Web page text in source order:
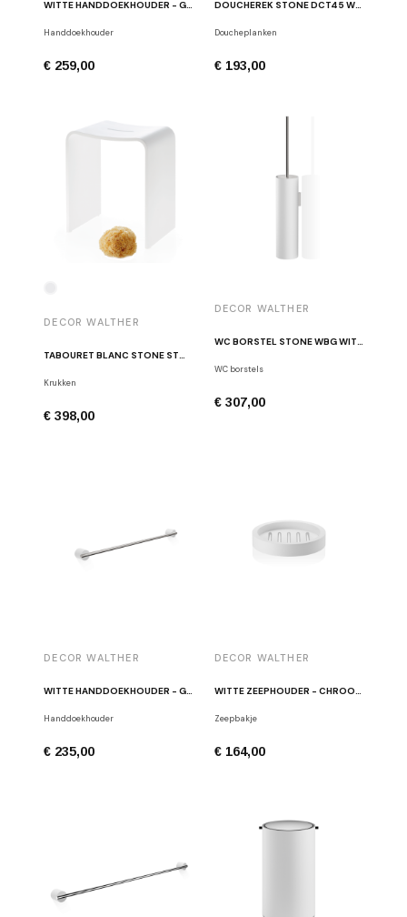
WITTE HANDDOEKHOUDER - GEBORSTELD ROESTVRIJ STAAL STONE HTE80
Handdoekhouder
€ 259,00
DOUCHEREK STONE DCT45 WIT / GEBORSTELD RVS
Doucheplanken
€ 193,00
DECOR WALTHER
Krukken
€ 398,00
DECOR WALTHER
WC borstels
€ 307,00
DECOR WALTHER
WITTE HANDDOEKHOUDER - GEBORSTELD RVS STONE HTE60
Handdoekhouder
€ 235,00
DECOR WALTHER
WITTE ZEEPHOUDER - CHROOM STONE STS
Zeepbakje
€ 164,00